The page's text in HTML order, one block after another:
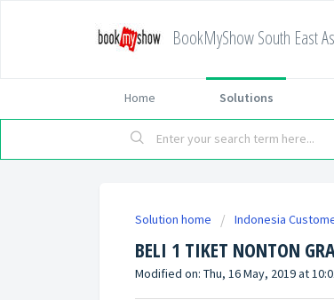
BookMyShow South East
Home Solutions
Solution home Indonesia
BELI 1 TIKET NONTON
Modified on: Thu, 16 May, 2019 at